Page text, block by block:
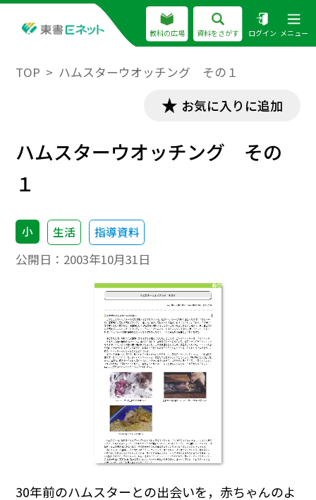
教科の広場 資料をさがす ログイン メニュー
TOP ハムスターウオッチング その１
お気に入りに追加
ハムスターウオッチング その
１
小 生活 指導資料
公開日： 2003年10月31日
30年前のハムスターとの出会いを，赤ちゃんのよ